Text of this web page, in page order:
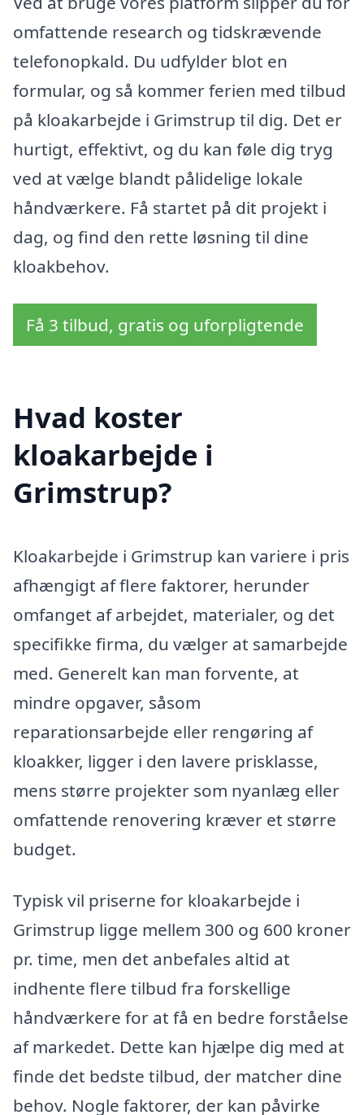
omfattende research og tidskrævende
telefonopkald. Du udfylder blot en
formular, og så kommer ferien med tilbud
på kloakarbejde i Grimstrup til dig. Det er
hurtigt, effektivt, og du kan føle dig tryg
ved at vælge blandt pålidelige lokale
håndværkere. Få startet på dit projekt i
dag, og find den rette løsning til dine
kloakbehov.
Få 3 tilbud, gratis og uforpligtende
Hvad koster
kloakarbejde i
Grimstrup?
Kloakarbejde i Grimstrup kan variere i pris
afhængigt af flere faktorer, herunder
omfanget af arbejdet, materialer, og det
specifikke firma, du vælger at samarbejde
med. Generelt kan man forvente, at
mindre opgaver, såsom
reparationsarbejde eller rengøring af
kloakker, ligger i den lavere prisklasse,
mens større projekter som nyanlæg eller
omfattende renovering kræver et større
budget.
Typisk vil priserne for kloakarbejde i
Grimstrup ligge mellem 300 og 600 kroner
pr. time, men det anbefales altid at
indhente flere tilbud fra forskellige
håndværkere for at få en bedre forståelse
af markedet. Dette kan hjælpe dig med at
finde det bedste tilbud, der matcher dine
behov. Nogle faktorer, der kan påvirke